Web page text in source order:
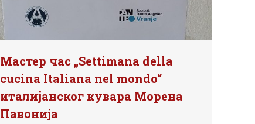
Мастер час „Settimana della
cucina Italiana nel mondo“
италијанског кувара Морена
Павонија